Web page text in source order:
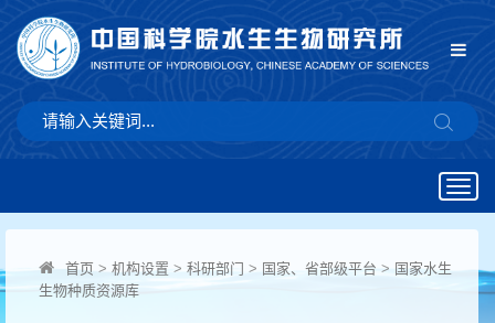
首页> 机构设置 > 科研部门 > 国家、省部级平台 > 国家水生
生物种质资源库